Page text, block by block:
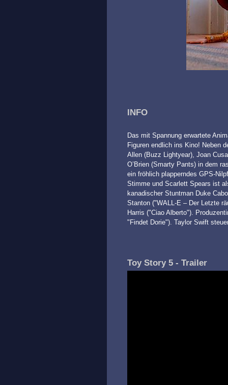
INFO
Das mit Spannung erwartete
Figuren endlich ins Kino! Neben
Allen (Buzz Lightyear), Joan
O’Brien (Smarty Pants) in dem
ein fröhlich plapperndes GPS-
Stimme und Scarlett Spears ist
kanadischer Stuntman Duke
Stanton ("WALL-E – Der Letzte
Harris ("Ciao Alberto").
"Findet Dorie"). Taylor Swift
Toy Story 5 - Trailer